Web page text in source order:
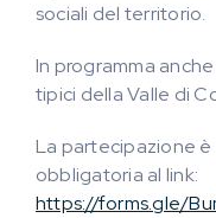
sociali del territorio.
In programma
tipici della Valle di
La partecipazione
obbligatoria al link:
https://forms.gle/